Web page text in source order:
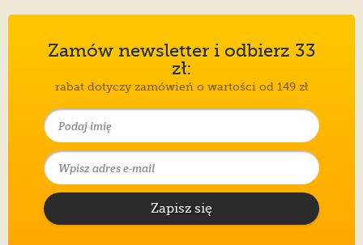
Zamów newsletter i odbierz 33
zł:
rabat dotyczy zamówień o wartości od 149 zł
Zapisz się